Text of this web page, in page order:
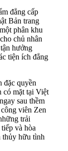
đẳng cấp
Bản trang
phân khu
chủ nhân
hưởng
tiện ích đẳng
đặc quyền
có mặt tại Việt
sau thềm
viên Zen
trải
và hòa
thủy hữu tình